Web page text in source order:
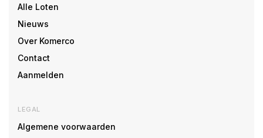
Alle Loten
Nieuws
Over Komerco
Contact
Aanmelden
LEGAL
Algemene voorwaarden